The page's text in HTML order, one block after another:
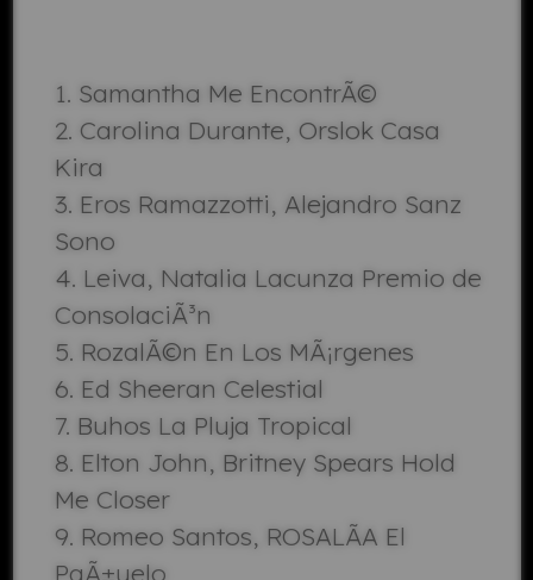
Samantha Me EncontrÃ©
Carolina Durante, Orslok Casa
Kira
Eros Ramazzotti, Alejandro Sanz
Sono
Leiva, Natalia Lacunza Premio de
ConsolaciÃ³n
RozalÃ©n En Los MÃ¡rgenes
Ed Sheeran Celestial
Buhos La Pluja Tropical
Elton John, Britney Spears Hold
Me Closer
Romeo Santos, ROSALÃA El
PaÃ±uelo